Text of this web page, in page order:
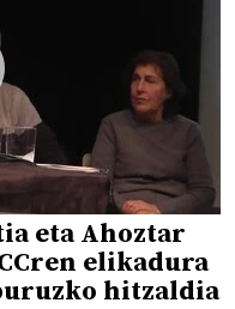
eta Ahoztar
elikadura
hitzaldia